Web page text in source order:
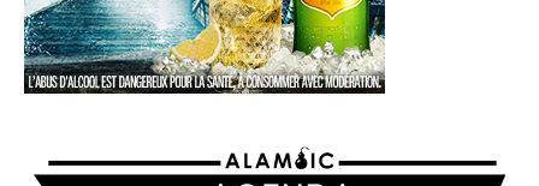
AGENDA